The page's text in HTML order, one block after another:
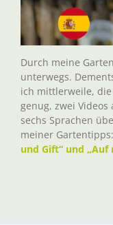
Durch meine
unterwegs.
ich mittlerweile,
genug, zwei
sechs Sprachen
meiner Gartentipps:
und Gift“ und